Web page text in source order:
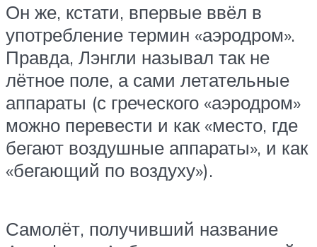
Он же, кстати, впервые ввёл в
употребление термин «аэродром».
Правда, Лэнгли называл так не
лётное поле, а сами летательные
аппараты (с греческого «аэродром»
можно перевести и как «место, где
бегают воздушные аппараты», и как
«бегающий по воздуху»).
Самолёт, получивший название